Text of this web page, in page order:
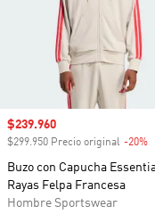
Precio de venta
$239.960
$299.950 Precio original -20%
Buzo con Capucha
Rayas Felpa Francesa
Hombre Sportswear